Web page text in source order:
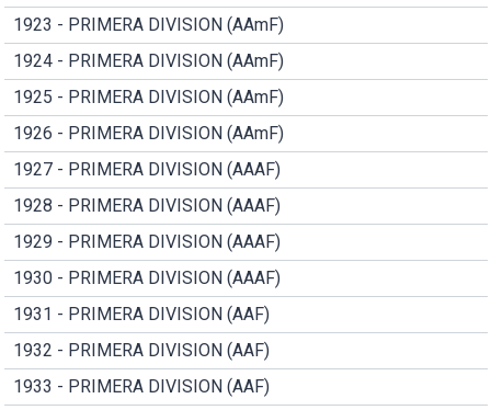
1923 - PRIMERA DIVISION (AAmF)
1924 - PRIMERA DIVISION (AAmF)
1925 - PRIMERA DIVISION (AAmF)
1926 - PRIMERA DIVISION (AAmF)
1927 - PRIMERA DIVISION (AAAF)
1928 - PRIMERA DIVISION (AAAF)
1929 - PRIMERA DIVISION (AAAF)
1930 - PRIMERA DIVISION (AAAF)
1931 - PRIMERA DIVISION (AAF)
1932 - PRIMERA DIVISION (AAF)
1933 - PRIMERA DIVISION (AAF)